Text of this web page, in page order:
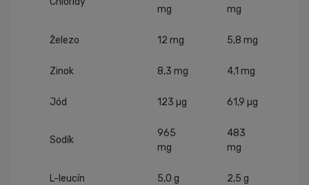
mg
mg
Železo 12 mg 5,8 mg
Zinok 8,3 mg 4,1 mg
Jód 123 µg 61,9 µg
Sodík
965
mg
483
mg
L-leucín 5,0 g
2,5 g